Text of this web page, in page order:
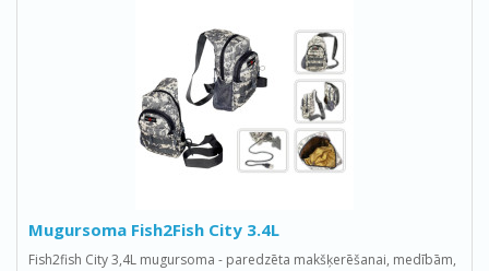
Mugursoma Fish2Fish City 3.4L
Fish2fish City 3,4L mugursoma - paredzēta makšķerēšanai, medībām,